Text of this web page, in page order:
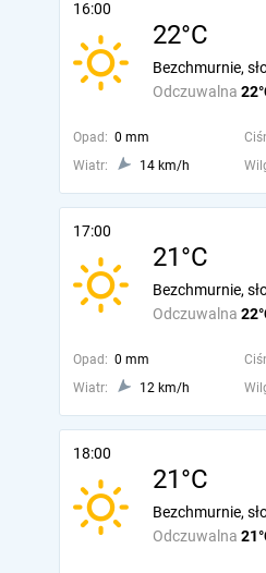
16:00
22°C
Odczuwalna
Bezchmurnie,
Opad: 0 mm
Wiatr:
14 km/h
17:00
21°C
Odczuwalna
Bezchmurnie,
Opad: 0 mm
Wiatr:
12 km/h
18:00
21°C
Odczuwalna
Bezchmurnie,